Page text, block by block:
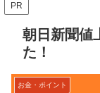
PR
朝日新聞値
た！
お金・ポイント